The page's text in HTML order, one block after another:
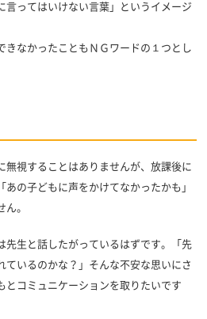
言ってはいけない言葉」というイメージ
きなかったこともＮＧワードの１つとし
無視することはありませんが、放課後に
の子どもに声をかけてなかったかも」
ん。
先生と話したがっているはずです。「先
ているのかな？」そんな不安な思いにさ
とコミュニケーションを取りたいです